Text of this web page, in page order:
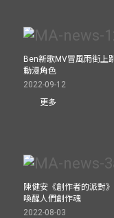
Ben新歌MV冒風雨街上
動漫角色
2022-09-12
更多
陳健安《創作者的派對
喚醒人們創作魂
2022-08-03